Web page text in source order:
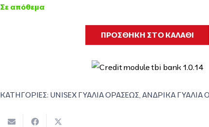
Σε απόθεμα
ΠΡΟΣΘΗΚΗ ΣΤΟ ΚΑΛΑΘΙ
ΚΑΤΗΓΟΡΙΕΣ: UNISEX ΓΥΑΛΙΑ ΟΡΑΣΕΩΣ, ΑΝΔΡΙΚΑ ΓΥΑΛΙΑ